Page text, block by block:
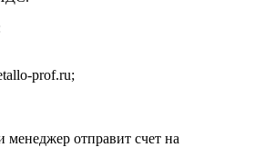
prof.ru;
менеджер отправит счет на